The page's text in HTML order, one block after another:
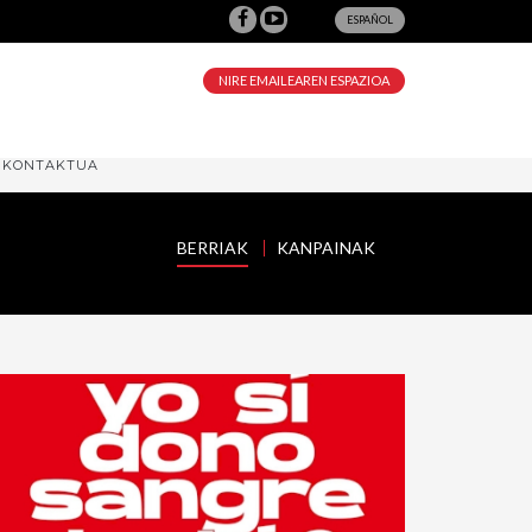
ESPAÑOL
NIRE EMAILEAREN ESPAZIOA
KONTAKTUA
BERRIAK KANPAINAK